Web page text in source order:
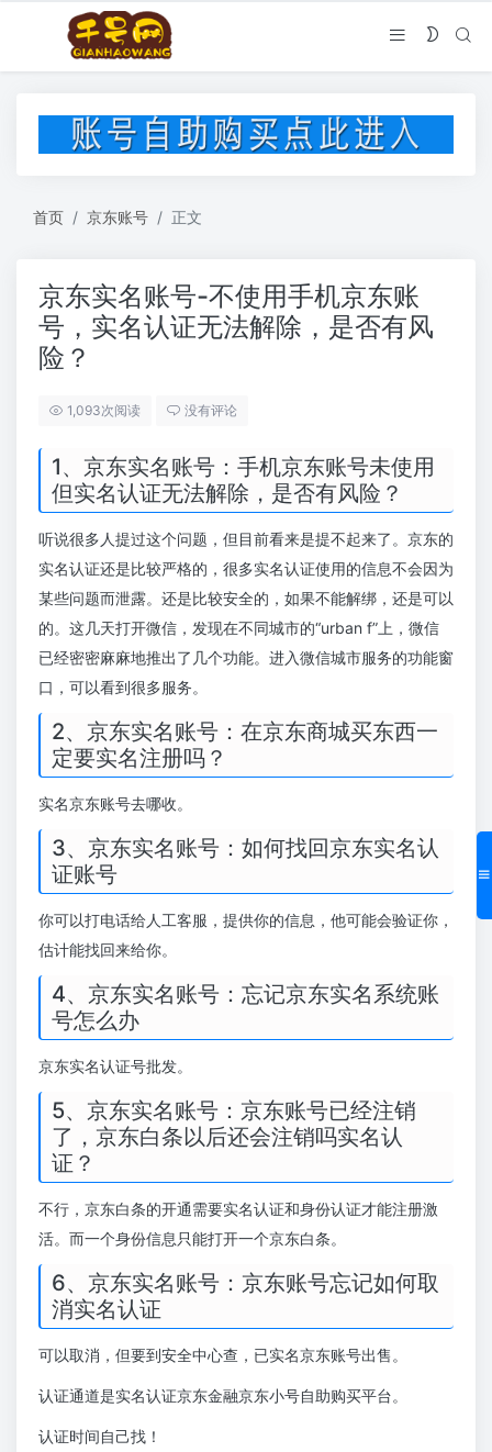
首页 京东账号 正文
京东实名账号-不使用手机京东账
号，实名认证无法解除，是否有风
险？
1,093次阅读 没有评论
1、京东实名账号：手机京东账号未使用
但实名认证无法解除，是否有风险？
听说很多人提过这个问题，但目前看来是提不起来了。京东的
实名认证还是比较严格的，很多实名认证使用的信息不会因为
某些问题而泄露。还是比较安全的，如果不能解绑，还是可以
的。这几天打开微信，发现在不同城市的“urban f”上，微信
已经密密麻麻地推出了几个功能。进入微信城市服务的功能窗
口，可以看到很多服务。
2、京东实名账号：在京东商城买东西一
定要实名注册吗？
实名京东账号去哪收。
3、京东实名账号：如何找回京东实名认
证账号
你可以打电话给人工客服，提供你的信息，他可能会验证你，
估计能找回来给你。
4、京东实名账号：忘记京东实名系统账
号怎么办
京东实名认证号批发。
5、京东实名账号：京东账号已经注销
了，京东白条以后还会注销吗实名认
证？
不行，京东白条的开通需要实名认证和身份认证才能注册激
活。而一个身份信息只能打开一个京东白条。
6、京东实名账号：京东账号忘记如何取
消实名认证
可以取消，但要到安全中心查，已实名京东账号出售。
认证通道是实名认证京东金融京东小号自助购买平台。
认证时间自己找！